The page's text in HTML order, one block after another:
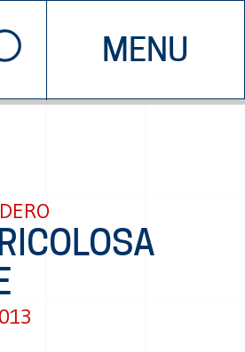
MENU
CHI SIAMO
EDDYBURG